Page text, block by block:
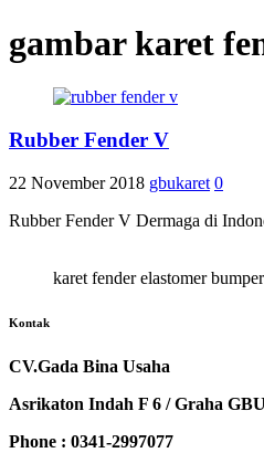
gambar karet
Rubber Fender V
22 November 2018 gbukaret 0
Rubber Fender V Dermaga di
karet fender elastomer
Kontak
CV.Gada Bina Usaha
Asrikaton Indah F 6 / Graha
Phone : 0341-2997077